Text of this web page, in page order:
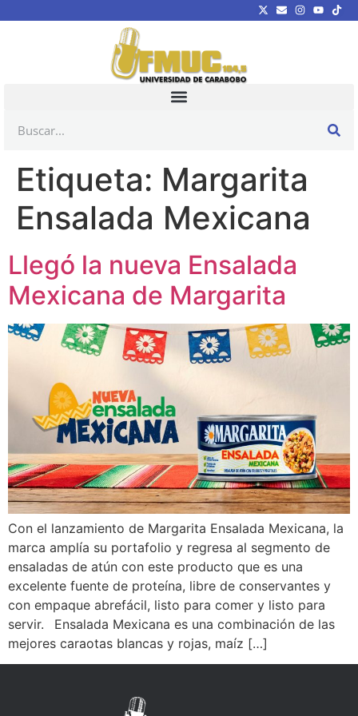
Etiqueta: Margarita
Ensalada Mexicana
Llegó la nueva Ensalada
Mexicana de Margarita
Con el lanzamiento de Margarita Ensalada Mexicana, la
marca amplía su portafolio y regresa al segmento de
ensaladas de atún con este producto que es una
excelente fuente de proteína, libre de conservantes y
con empaque abrefácil, listo para comer y listo para
servir. Ensalada Mexicana es una combinación de las
mejores caraotas blancas y rojas, maíz […]